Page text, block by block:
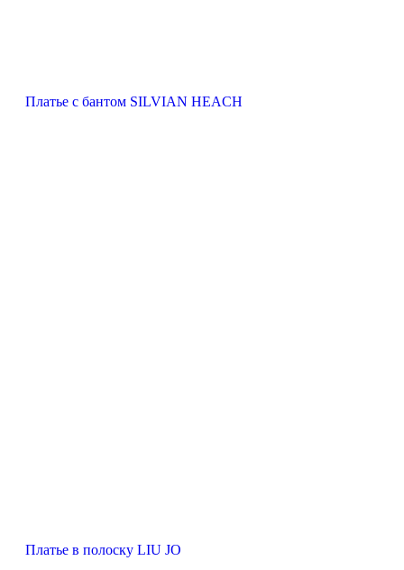
Платье с бантом SILVIAN HEACH
Платье в полоску LIU JO